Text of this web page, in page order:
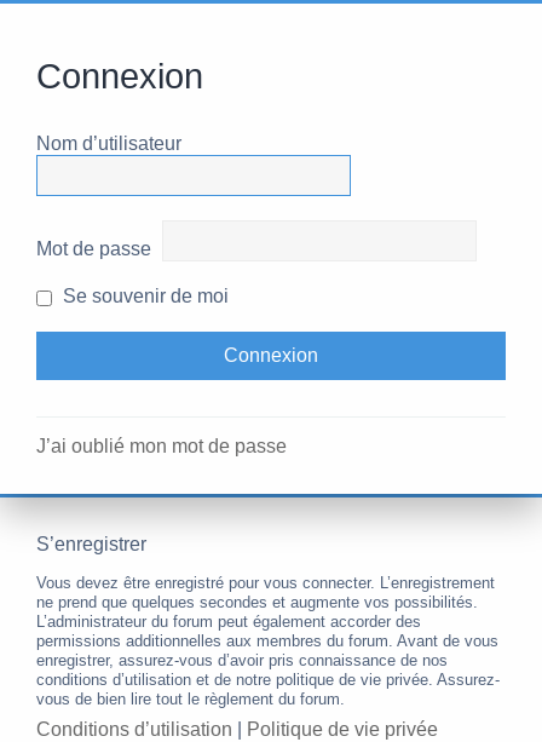
Connexion
Nom d’utilisateur
Mot de passe
Se souvenir de moi
J’ai oublié mon mot de passe
S’enregistrer
Vous devez être enregistré pour vous connecter. L’enregistrement
ne prend que quelques secondes et augmente vos possibilités.
L’administrateur du forum peut également accorder des
permissions additionnelles aux membres du forum. Avant de vous
enregistrer, assurez-vous d’avoir pris connaissance de nos
conditions d’utilisation et de notre politique de vie privée. Assurez-
vous de bien lire tout le règlement du forum.
Conditions d’utilisation Politique de vie privée